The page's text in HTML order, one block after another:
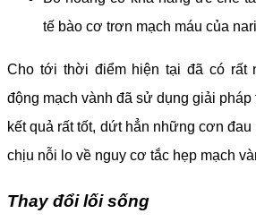
tế bào cơ trơn mạch máu của
Cho tới thời điểm hiện tại đã có rất
động mạch vành đã sử dụng giải
kết quả rất tốt, dứt hẳn những cơn
chịu nỗi lo về nguy cơ tắc hẹp mạch
Thay đổi lối sống